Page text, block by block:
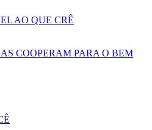
AO QUE CRÊ
COOPERAM PARA O BEM